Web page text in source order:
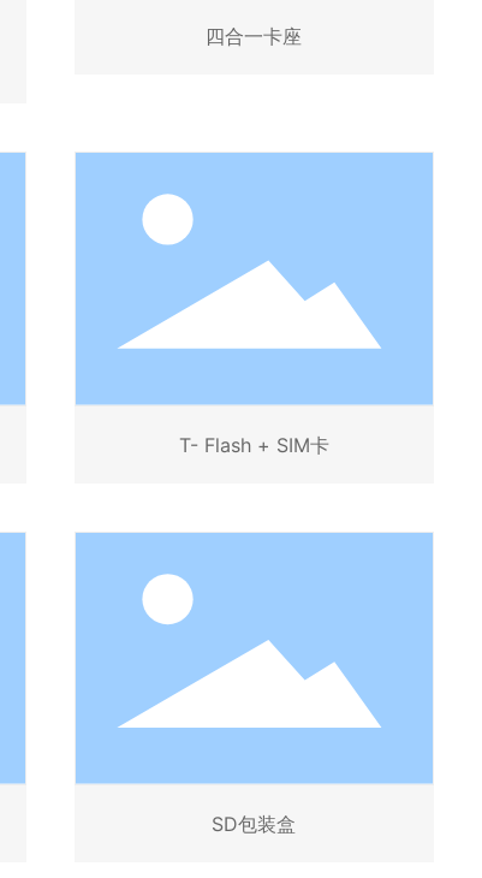
四合一卡座
T- Flash + SIM卡
SD包装盒